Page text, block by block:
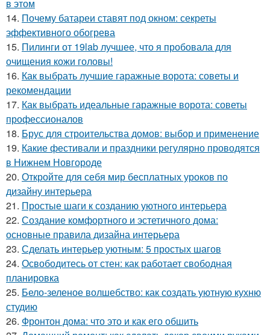
в этом
14. Почему батареи ставят под окном: секреты
эффективного обогрева
15. Пилинги от 19lab лучшее, что я пробовала для
очищения кожи головы!
16. Как выбрать лучшие гаражные ворота: советы и
рекомендации
17. Как выбрать идеальные гаражные ворота: советы
профессионалов
18. Брус для строительства домов: выбор и применение
19. Какие фестивали и праздники регулярно проводятся
в Нижнем Новгороде
20. Откройте для себя мир бесплатных уроков по
дизайну интерьера
21. Простые шаги к созданию уютного интерьера
22. Создание комфортного и эстетичного дома:
основные правила дизайна интерьера
23. Сделать интерьер уютным: 5 простых шагов
24. Освободитесь от стен: как работает свободная
планировка
25. Бело-зеленое волшебство: как создать уютную кухню
студию
26. Фронтон дома: что это и как его обшить